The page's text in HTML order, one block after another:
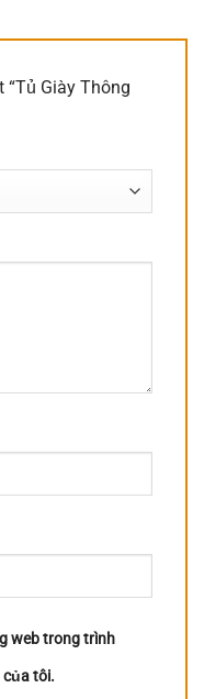
Giày Thông
web trong trình
của tôi.